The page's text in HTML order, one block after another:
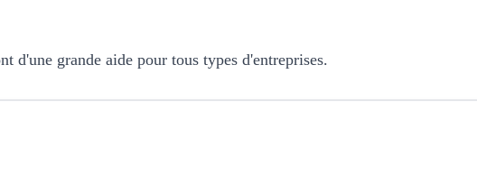
grande aide pour tous types d'entreprises.